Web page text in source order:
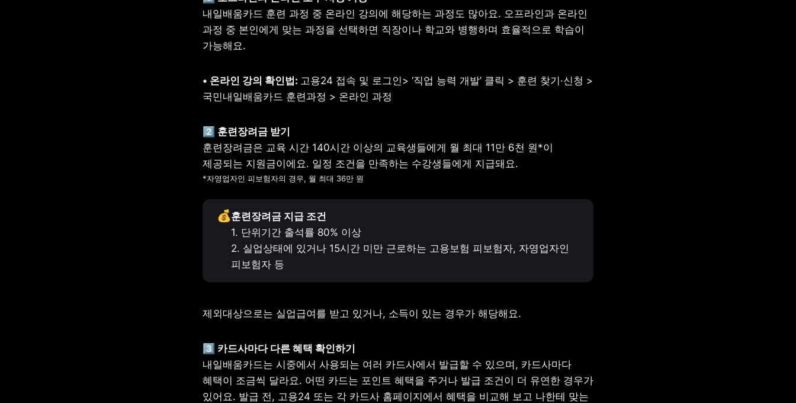
내일배움카드 훈련 과정 중 온라인 강의에 해당하는 과정도 많아요. 오프라인과 온라인
과정 중 본인에게 맞는 과정을 선택하면 직장이나 학교와 병행하며 효율적으로 학습이
가능해요.
• 온라인 강의 확인법: 고용24 접속 및 로그인> ‘직업 능력 개발’ 클릭 > 훈련 찾기·신청 >
국민내일배움카드 훈련과정 > 온라인 과정
훈련장려금은 교육 시간 140시간 이상의 교육생들에게 월 최대 11만 6천 원*이
*자영업자인 피보험자의 경우, 월 최대 36만 원
💰훈련장려금 지급 조건
1. 단위기간 출석률 80% 이상
2. 실업상태에 있거나 15시간 미만 근로하는 고용보험 피보험자, 자영업자인
피보험자 등
제외대상으로는 실업급여를 받고 있거나, 소득이 있는 경우가 해당해요.
3️⃣
내일배움카드는 시중에서 사용되는 여러 카드사에서 발급할 수 있으며, 카드사마다
혜택이 조금씩 달라요. 어떤 카드는 포인트 혜택을 주거나 발급 조건이 더 유연한 경우가
있어요. 발급 전, 고용24 또는 각 카드사 홈페이지에서 혜택을 비교해 보고 나한테 맞는